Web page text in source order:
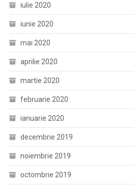
iulie 2020
iunie 2020
mai 2020
aprilie 2020
martie 2020
februarie 2020
ianuarie 2020
decembrie 2019
noiembrie 2019
octombrie 2019